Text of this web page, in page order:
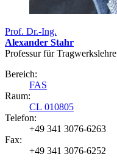
Prof. Dr.-Ing.
Alexander Stahr
Professur für Tragwerkslehre
Bereich:
FAS
Raum:
CL 010805
Telefon:
+49 341 3076-6263
Fax:
+49 341 3076-6252